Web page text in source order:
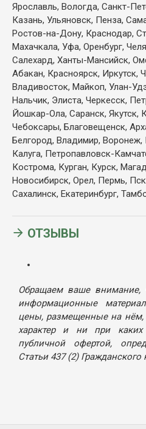
Ярославль, Вологда, Санкт-
Казань, Ульяновск, Пенза,
Ростов-на-Дону, Краснодар,
Махачкала, Уфа, Оренбург,
Салехард, Ханты-Мансийск,
Абакан, Красноярск, Иркутск,
Владивосток, Майкоп, Улан-
Нальчик, Элиста, Черкесск,
Йошкар-Ола, Саранск, Якутск,
Чебоксары, Благовещенск,
Белгород, Владимир, Воронеж,
Калуга, Петропавловск-
Кострома, Курган, Курск,
Новосибирск, Орел, Пермь,
Сахалинск, Екатеринбург,
ОТЗЫВЫ
Обращаем ваше
информационные
цены, размещенные на
характер и ни при каких
публичной офертой,
Статьи 437 (2) Гражданского